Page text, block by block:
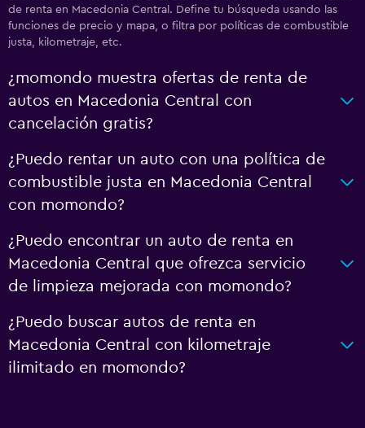
de renta en Macedonia Central. Define tu búsqueda usando las
funciones de precio y mapa, o filtra por políticas de combustible
justa, kilometraje, etc.
¿momondo muestra ofertas de renta de
autos en Macedonia Central con
cancelación gratis?
¿Puedo rentar un auto con una política de
combustible justa en Macedonia Central
con momondo?
¿Puedo encontrar un auto de renta en
Macedonia Central que ofrezca servicio
de limpieza mejorada con momondo?
¿Puedo buscar autos de renta en
Macedonia Central con kilometraje
ilimitado en momondo?